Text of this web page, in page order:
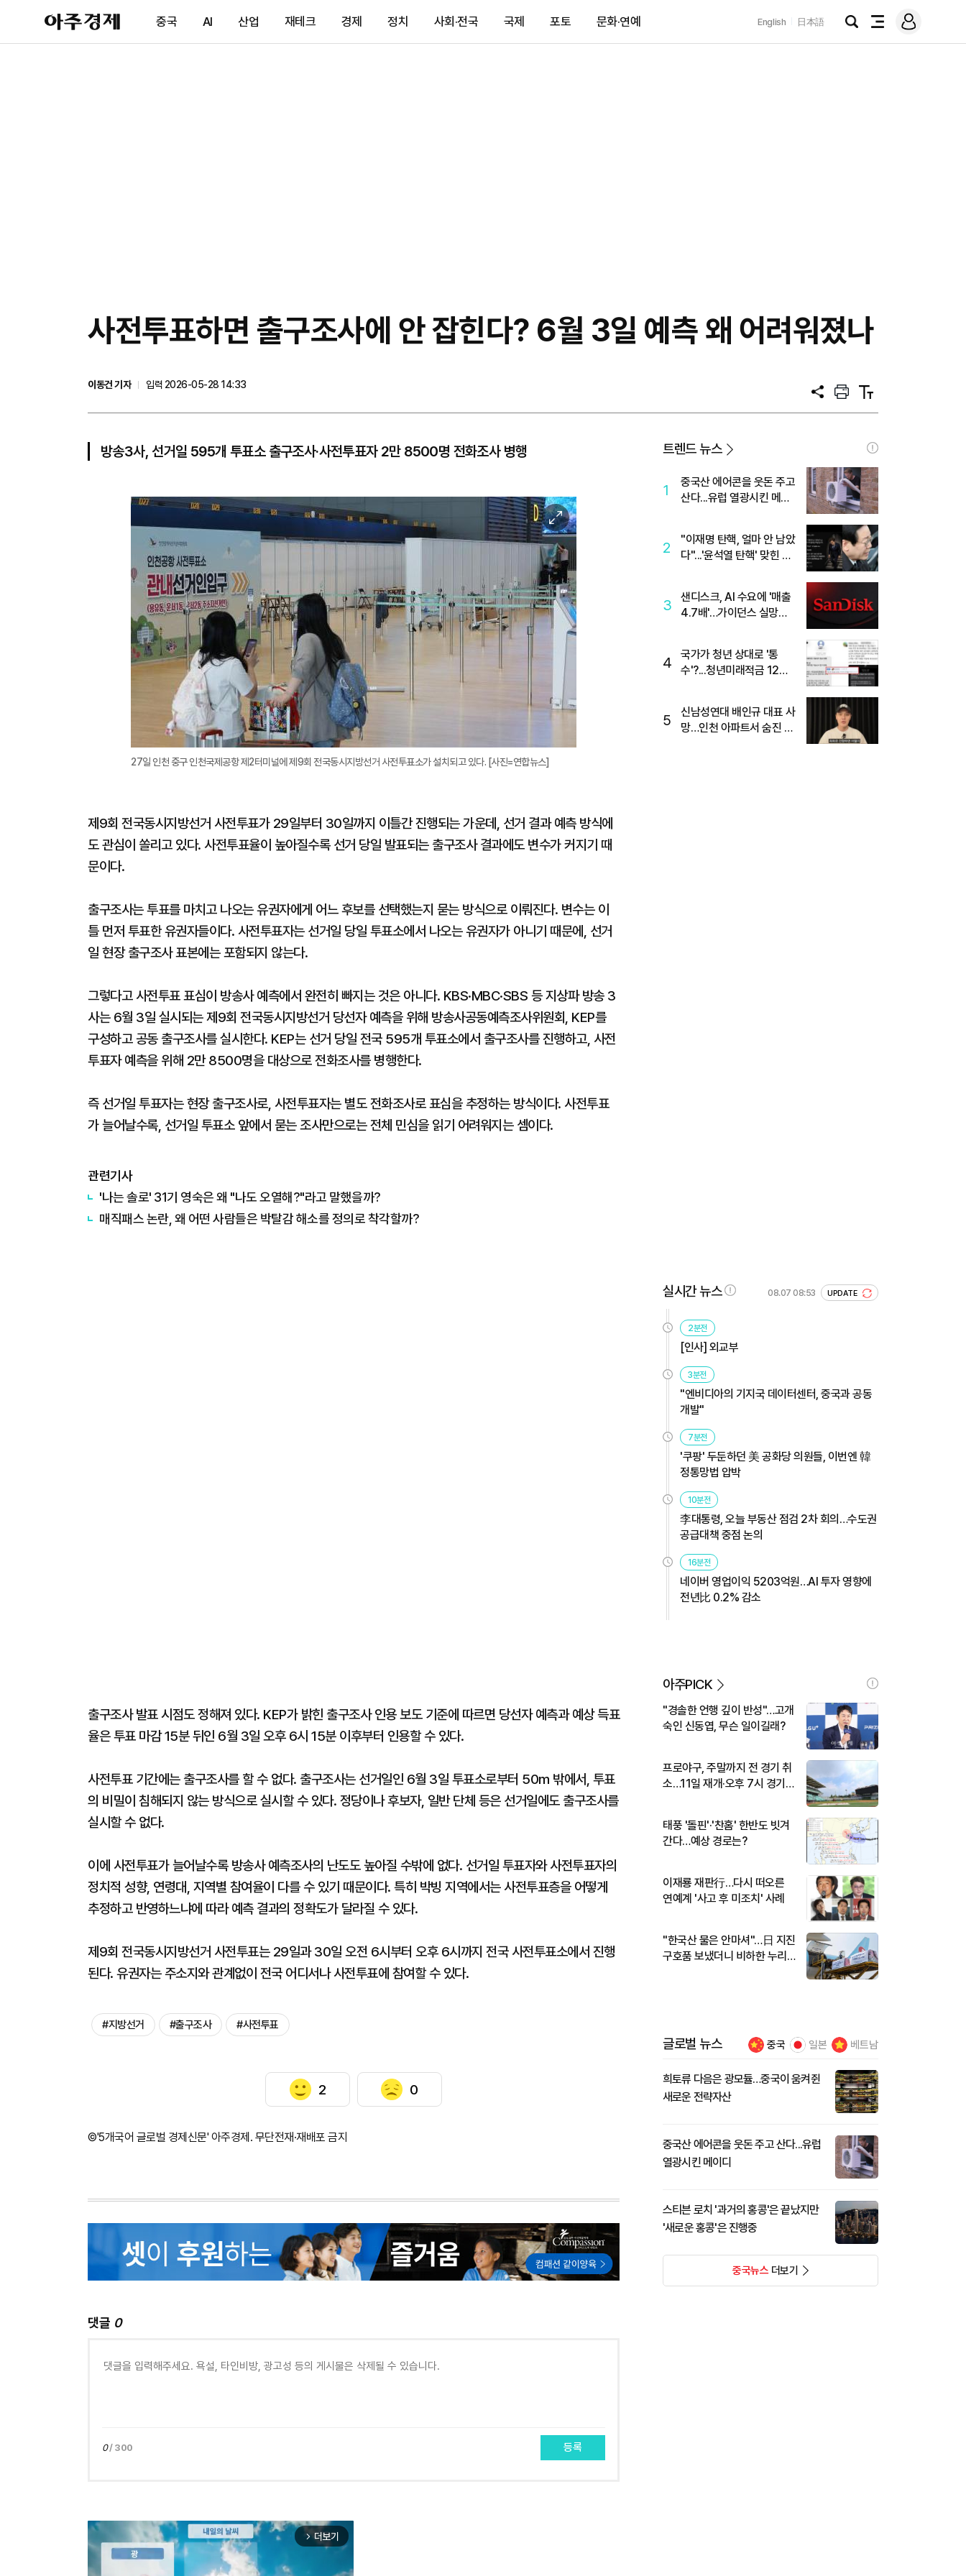
아
주
제
중국 AI 산업 재테크 경제 정치 사회·전국 국제 포토 문화·연예 English 日本語
검
전
메
그
사전투표하면 출구조사에 안 잡힌다? 6월 3일 예측 왜 어려워졌나
이동건 기자
입력 2026-05-28 14:33
공
프
트
텍
트
방송3사, 선거일 595개 투표소 출구조사·사전투표자 2만 8500명 전화조사 병행
이
미
지
확
대
27일 인천 중구 인천국제공항 제2터미널에 제9회 전국동시지방선거 사전투표소가 설치되고 있다. [사진=연합뉴스]
제9회 전국동시지방선거 사전투표가 29일부터 30일까지 이틀간 진행되는 가운데, 선거 결과 예측 방식에
도 관심이 쏠리고 있다. 사전투표율이 높아질수록 선거 당일 발표되는 출구조사 결과에도 변수가 커지기 때
문이다.
출구조사는 투표를 마치고 나오는 유권자에게 어느 후보를 선택했는지 묻는 방식으로 이뤄진다. 변수는 이
틀 먼저 투표한 유권자들이다. 사전투표자는 선거일 당일 투표소에서 나오는 유권자가 아니기 때문에, 선거
일 현장 출구조사 표본에는 포함되지 않는다.
그렇다고 사전투표 표심이 방송사 예측에서 완전히 빠지는 것은 아니다. KBS·MBC·SBS 등 지상파 방송 3
사는 6월 3일 실시되는 제9회 전국동시지방선거 당선자 예측을 위해 방송사공동예측조사위원회, KEP를
구성하고 공동 출구조사를 실시한다. KEP는 선거 당일 전국 595개 투표소에서 출구조사를 진행하고, 사전
투표자 예측을 위해 2만 8500명을 대상으로 전화조사를 병행한다.
즉 선거일 투표자는 현장 출구조사로, 사전투표자는 별도 전화조사로 표심을 추정하는 방식이다. 사전투표
가 늘어날수록, 선거일 투표소 앞에서 묻는 조사만으로는 전체 민심을 읽기 어려워지는 셈이다.
관련기사
'나는 솔로' 31기 영숙은 왜 "나도 오열해?"라고 말했을까?
매직패스 논란, 왜 어떤 사람들은 박탈감 해소를 정의로 착각할까?
출구조사 발표 시점도 정해져 있다. KEP가 밝힌 출구조사 인용 보도 기준에 따르면 당선자 예측과 예상 득표
율은 투표 마감 15분 뒤인 6월 3일 오후 6시 15분 이후부터 인용할 수 있다.
사전투표 기간에는 출구조사를 할 수 없다. 출구조사는 선거일인 6월 3일 투표소로부터 50m 밖에서, 투표
의 비밀이 침해되지 않는 방식으로 실시할 수 있다. 정당이나 후보자, 일반 단체 등은 선거일에도 출구조사를
실시할 수 없다.
이에 사전투표가 늘어날수록 방송사 예측조사의 난도도 높아질 수밖에 없다. 선거일 투표자와 사전투표자의
정치적 성향, 연령대, 지역별 참여율이 다를 수 있기 때문이다. 특히 박빙 지역에서는 사전투표층을 어떻게
추정하고 반영하느냐에 따라 예측 결과의 정확도가 달라질 수 있다.
제9회 전국동시지방선거 사전투표는 29일과 30일 오전 6시부터 오후 6시까지 전국 사전투표소에서 진행
된다. 유권자는 주소지와 관계없이 전국 어디서나 사전투표에 참여할 수 있다.
#지방선거 #출구조사 #사전투표
2 0
©'5개국어 글로벌 경제신문' 아주경제. 무단전재·재배포 금지
댓글 0
0/ 300 등록
arrow_forward_ios 더보기
트렌드 뉴스
1
중국산 에어콘을 웃돈 주고
산다...유럽 열광시킨 메이
2
"이재명 탄핵, 얼마 안 남았
다"...'윤석열 탄핵' 맞힌 무
3
샌디스크, AI 수요에 '매출
4.7배'…가이던스 실망에
4
국가가 청년 상대로 '통
수'?...청년미래적금 12%
5
신남성연대 배인규 대표 사
망…인천 아파트서 숨진 채
실시간 뉴스 08.07 08:53 UPDATE
2분전
[인사] 외교부
3분전
"엔비디아의 기지국 데이터센터, 중국과 공동
개발"
7분전
'쿠팡' 두둔하던 美 공화당 의원들, 이번엔 韓
정통망법 압박
10분전
李대통령, 오늘 부동산 점검 2차 회의…수도권
공급대책 중점 논의
16분전
네이버 영업이익 5203억원…AI 투자 영향에
전년比 0.2% 감소
아주PICK
"경솔한 언행 깊이 반성"…고개
숙인 신동엽, 무슨 일이길래?
프로야구, 주말까지 전 경기 취
소…11일 재개·오후 7시 경기
태풍 '돌핀'·'찬홈' 한반도 빗겨
간다…예상 경로는?
이재룡 재판行…다시 떠오른
연예계 '사고 후 미조치' 사례
"한국산 물은 안마셔"…日 지진
구호품 보냈더니 비하한 누리
글로벌 뉴스 중국 일본 베트남
희토류 다음은 광모듈…중국이 움켜쥔
새로운 전략자산
중국산 에어콘을 웃돈 주고 산다...유럽
열광시킨 메이디
스티븐 로치 '과거의 홍콩'은 끝났지만
'새로운 홍콩'은 진행중
중국뉴스더보기